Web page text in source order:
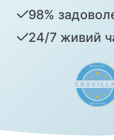
98%
24/7 живий